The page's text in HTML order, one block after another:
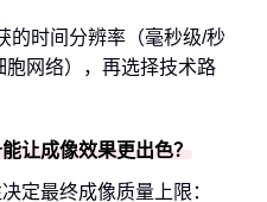
的时间分辨率（毫秒级/秒
网络），再选择技术路
让成像效果更出色？
定最终成像质量上限：